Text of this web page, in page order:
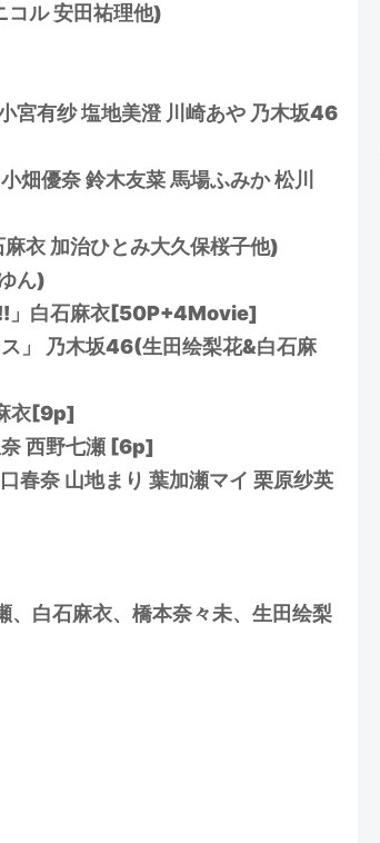
ル 安田祐理他)
有纱 塩地美澄 川崎あや 乃木坂46
優奈 鈴木友菜 馬場ふみか 松川
衣 加治ひとみ大久保桜子他)
ん)
」白石麻衣[50P+4Movie]
」 乃木坂46(生田绘梨花&白石麻
衣[9p]
西野七瀬 [6p]
春奈 山地まり 葉加瀬マイ 栗原纱英
、白石麻衣、橋本奈々未、生田绘梨